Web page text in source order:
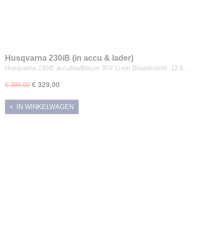
Husqvarna 230iB (in accu & lader)
Husqvarna 230iB accubladblazer 36V Li-ion Blaaskracht: 12.6…
€ 389,00 € 329,00
IN WINKELWAGEN